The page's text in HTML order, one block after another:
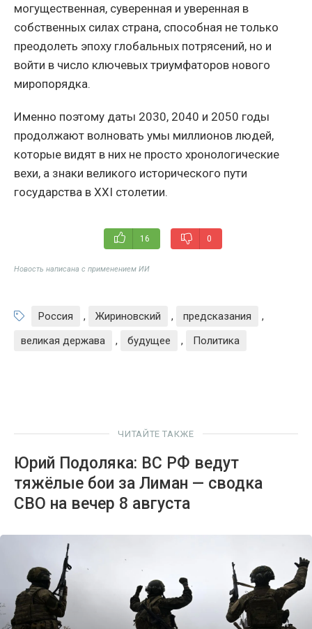
могущественная, суверенная и уверенная в
собственных силах страна, способная не только
преодолеть эпоху глобальных потрясений, но и
войти в число ключевых триумфаторов нового
миропорядка.
Именно поэтому даты 2030, 2040 и 2050 годы
продолжают волновать умы миллионов людей,
которые видят в них не просто хронологические
вехи, а знаки великого исторического пути
государства в XXI столетии.
16 0
Новость написана с применением ИИ
Россия , Жириновский , предсказания
,
великая держава
, будущее , Политика
ЧИТАЙТЕ ТАКЖЕ
Юрий Подоляка: ВС РФ ведут
тяжёлые бои за Лиман — сводка
СВО на вечер 8 августа